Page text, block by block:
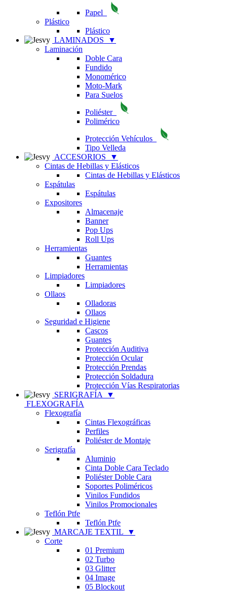
Papel
Plástico
Plástico
LAMINADOS
▼
Laminación
Doble Cara
Fundido
Monomérico
Moto-Mark
Para Suelos
Poliéster
Polimérico
Protección Vehículos
Tipo Velleda
ACCESORIOS
▼
Cintas de Hebillas y Elásticos
Cintas de Hebillas y Elásticos
Espátulas
Espátulas
Expositores
Almacenaje
Banner
Pop Ups
Roll Ups
Herramientas
Guantes
Herramientas
Limpiadores
Limpiadores
Ollaos
Olladoras
Ollaos
Seguridad e Higiene
Cascos
Guantes
Protección Auditiva
Protección Ocular
Protección Prendas
Protección Soldadura
Protección Vías Respiratorias
SERIGRAFÍA
▼
FLEXOGRAFÍA
Flexografía
Cintas Flexográficas
Perfiles
Poliéster de Montaje
Serigrafía
Aluminio
Cinta Doble Cara Teclado
Poliéster Doble Cara
Soportes Poliméricos
Vinilos Fundidos
Vinilos Promocionales
Teflón Ptfe
Teflón Ptfe
MARCAJE TEXTIL
▼
Corte
01 Premium
02 Turbo
03 Glitter
04 Image
05 Blockout